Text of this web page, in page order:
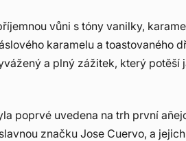
vůni s tóny vanilky,
karamelu a
a plný zážitek, který
poprvé uvedena na trh první
značku Jose Cuervo, a